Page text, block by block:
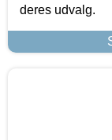
deres udvalg.